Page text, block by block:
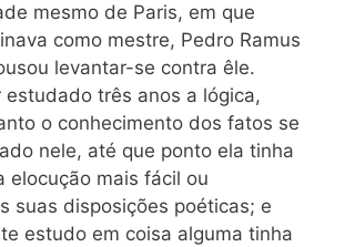
mesmo de Paris, em que
como mestre, Pedro Ramus
levantar-se contra êle.
estudado três anos a lógica,
o conhecimento dos fatos se
nele, até que ponto ela tinha
elocução mais fácil ou
suas disposições poéticas; e
estudo em coisa alguma tinha